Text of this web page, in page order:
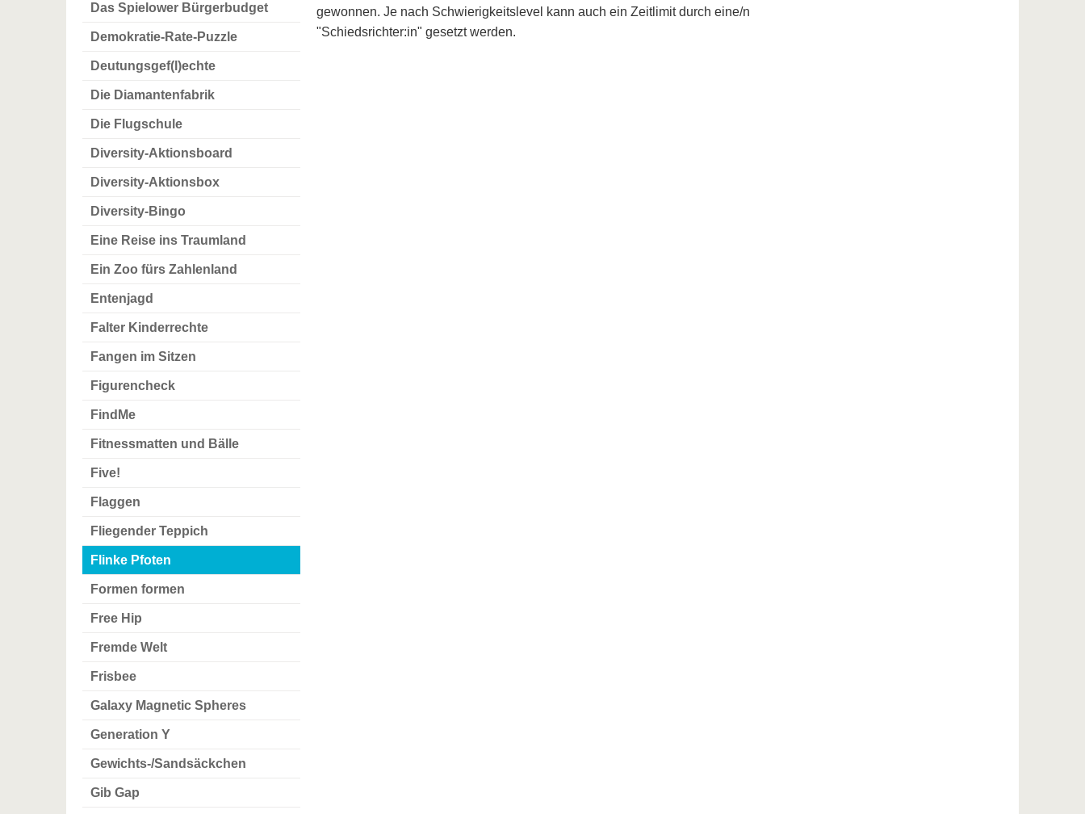
Das Spielower Bürgerbudget
Demokratie-Rate-Puzzle
Deutungsgef(l)echte
Die Diamantenfabrik
Die Flugschule
Diversity-Aktionsboard
Diversity-Aktionsbox
Diversity-Bingo
Eine Reise ins Traumland
Ein Zoo fürs Zahlenland
Entenjagd
Falter Kinderrechte
Fangen im Sitzen
Figurencheck
FindMe
Fitnessmatten und Bälle
Five!
Flaggen
Fliegender Teppich
Flinke Pfoten
Formen formen
Free Hip
Fremde Welt
Frisbee
Galaxy Magnetic Spheres
Generation Y
Gewichts-/Sandsäckchen
Gib Gap
gewonnen. Je nach Schwierigkeitslevel kann auch ein Zeitlimit durch eine/n
"Schiedsrichter:in" gesetzt werden.